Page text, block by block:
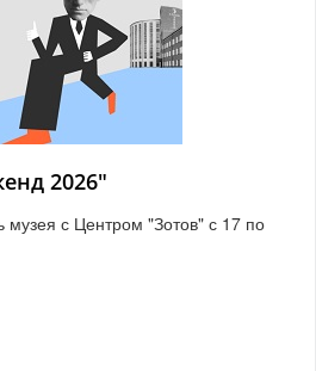
2026"
с Центром "Зотов" с 17 по